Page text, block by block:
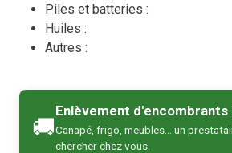
Piles et batteries :
Huiles :
Autres :
🚚
Enlèvement d'encombrants
Canapé, frigo, meubles… un
chercher chez vous.